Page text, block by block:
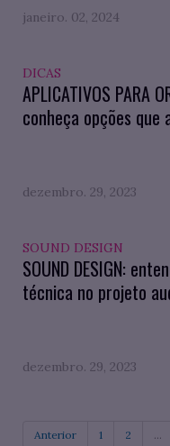
janeiro. 02, 2024
DICAS
APLICATIVOS PARA
conheça opções
dezembro. 29, 2023
SOUND DESIGN
SOUND DESIGN:
técnica no projeto
dezembro. 29, 2023
Anterior 1 2 ...